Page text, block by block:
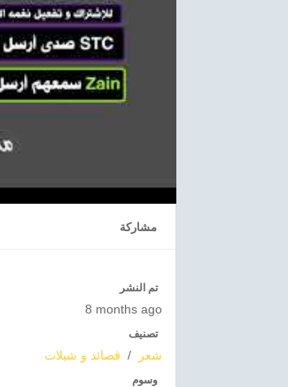
مشاركة
تم النشر
8 months ago
تصنيف
شعر / قصائد و شيلات
وسوم